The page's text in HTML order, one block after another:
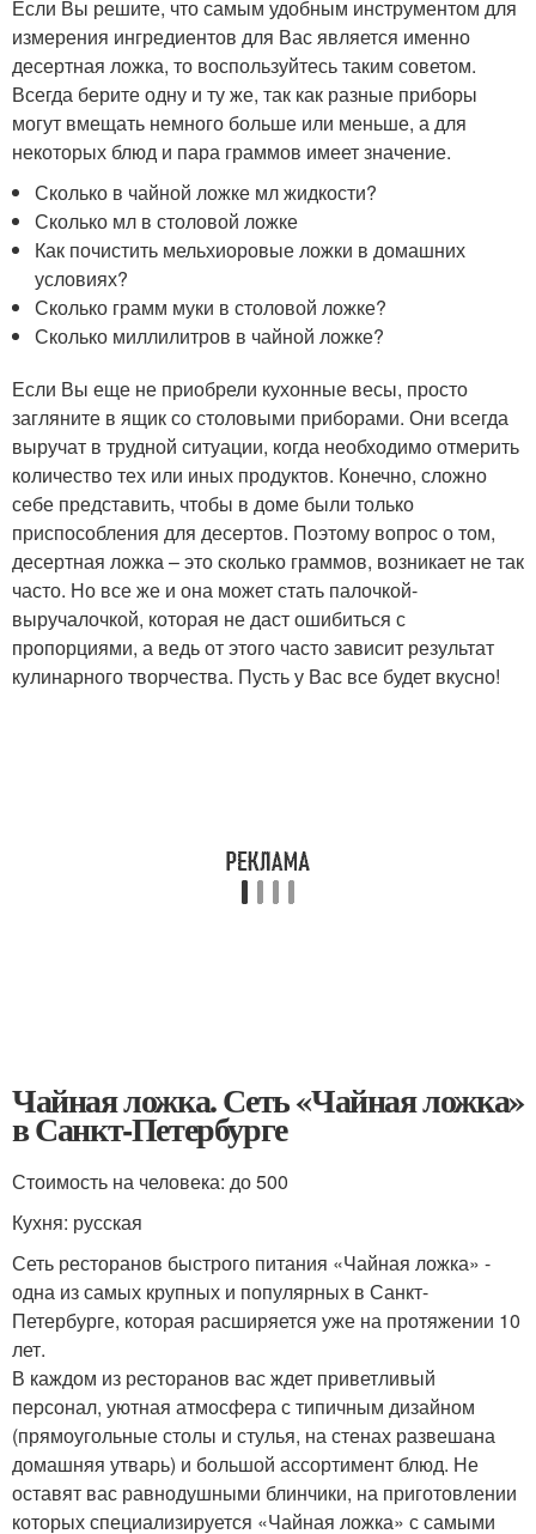
Если Вы решите, что самым удобным инструментом для
измерения ингредиентов для Вас является именно
десертная ложка, то воспользуйтесь таким советом.
Всегда берите одну и ту же, так как разные приборы
могут вмещать немного больше или меньше, а для
некоторых блюд и пара граммов имеет значение.
Сколько в чайной ложке мл жидкости?
Сколько мл в столовой ложке
Как почистить мельхиоровые ложки в домашних
условиях?
Сколько грамм муки в столовой ложке?
Сколько миллилитров в чайной ложке?
Если Вы еще не приобрели кухонные весы, просто
загляните в ящик со столовыми приборами. Они всегда
выручат в трудной ситуации, когда необходимо отмерить
количество тех или иных продуктов. Конечно, сложно
себе представить, чтобы в доме были только
приспособления для десертов. Поэтому вопрос о том,
десертная ложка – это сколько граммов, возникает не так
часто. Но все же и она может стать палочкой-
выручалочкой, которая не даст ошибиться с
пропорциями, а ведь от этого часто зависит результат
кулинарного творчества. Пусть у Вас все будет вкусно!
Чайная ложка. Сеть «Чайная ложка»
в Санкт-Петербурге
Стоимость на человека: до 500
Кухня: русская
Сеть ресторанов быстрого питания «Чайная ложка» -
одна из самых крупных и популярных в Санкт-
Петербурге, которая расширяется уже на протяжении 10
лет.
В каждом из ресторанов вас ждет приветливый
персонал, уютная атмосфера с типичным дизайном
(прямоугольные столы и стулья, на стенах развешана
домашняя утварь) и большой ассортимент блюд. Не
оставят вас равнодушными блинчики, на приготовлении
которых специализируется «Чайная ложка» с самыми